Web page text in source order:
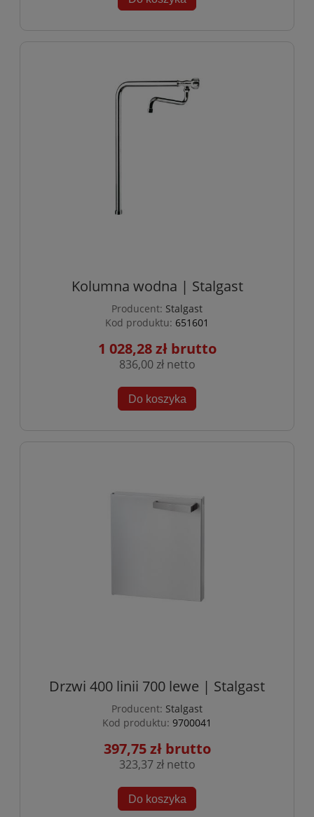
Kolumna wodna | Stalgast
Producent: Stalgast
Kod produktu: 651601
1 028,28 zł
836,00 zł
Do koszyka
Drzwi 400 linii 700 lewe | Stalgast
Producent: Stalgast
Kod produktu: 9700041
397,75 zł
323,37 zł
Do koszyka